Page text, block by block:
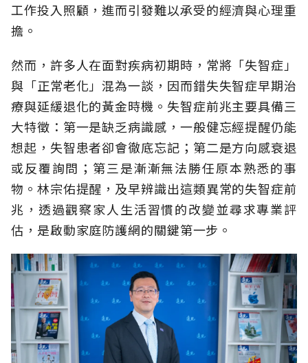
工作投入照顧，進而引發難以承受的經濟與心理重
擔。
然而，許多人在面對疾病初期時，常將「失智症」
與「正常老化」混為一談，因而錯失失智症早期治
療與延緩退化的黃金時機。失智症前兆主要具備三
大特徵：第一是缺乏病識感，一般健忘經提醒仍能
想起，失智患者卻會徹底忘記；第二是方向感衰退
或反覆詢問；第三是漸漸無法勝任原本熟悉的事
物。林宗佑提醒，及早辨識出這類異常的失智症前
兆，透過觀察家人生活習慣的改變並尋求專業評
估，是啟動家庭防護網的關鍵第一步。